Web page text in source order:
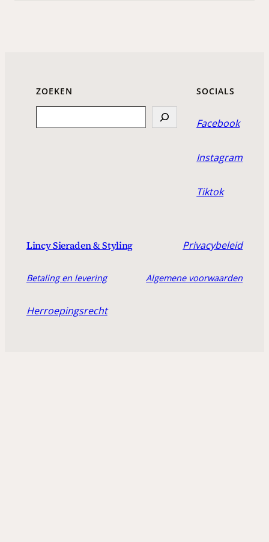
ZOEKEN SOCIALS
Facebook
Instagram
Tiktok
Lincy Sieraden & Styling Privacybeleid
Betaling en levering Algemene voorwaarden
Herroepingsrecht